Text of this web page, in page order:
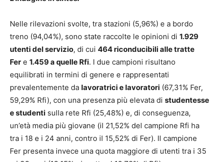
Nelle rilevazioni svolte, tra stazioni (5,96%) e a bordo
treno (94,04%), sono state raccolte le opinioni di 1.929
utenti del servizio, di cui 464 riconducibili alle tratte
Fer e 1.459 a quelle Rfi. I due campioni risultano
equilibrati in termini di genere e rappresentati
prevalentemente da lavoratrici e lavoratori (67,31% Fer,
59,29% Rfi), con una presenza più elevata di studentesse
e studenti sulla rete Rfi (25,48%) e, di conseguenza,
un’età media più giovane (il 21,52% del campione Rfi ha
tra i 18 e i 24 anni, contro il 15,52% di Fer). Il campione
Fer presenta invece una quota maggiore di utenti tra i 35